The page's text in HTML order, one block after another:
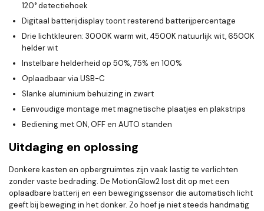
120° detectiehoek
Digitaal batterijdisplay toont resterend batterijpercentage
Drie lichtkleuren: 3000K warm wit, 4500K natuurlijk wit, 6500K
helder wit
Instelbare helderheid op 50%, 75% en 100%
Oplaadbaar via USB-C
Slanke aluminium behuizing in zwart
Eenvoudige montage met magnetische plaatjes en plakstrips
Bediening met ON, OFF en AUTO standen
Uitdaging en oplossing
Donkere kasten en opbergruimtes zijn vaak lastig te verlichten
zonder vaste bedrading. De MotionGlow2 lost dit op met een
oplaadbare batterij en een bewegingssensor die automatisch licht
geeft bij beweging in het donker. Zo hoef je niet steeds handmatig